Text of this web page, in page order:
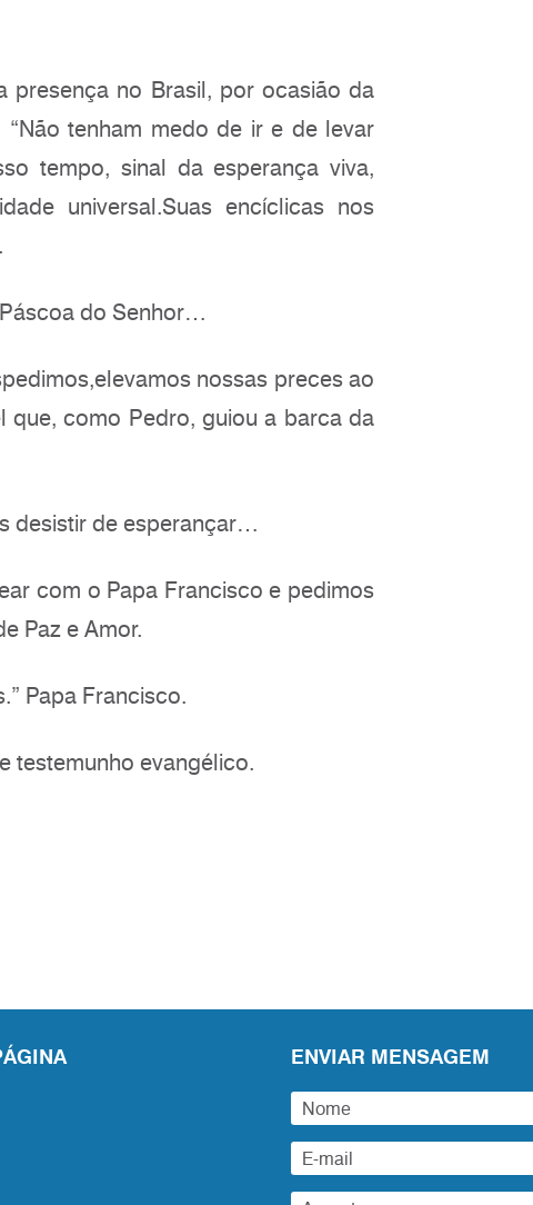
presença no Brasil, por ocasião da
tenham medo de ir e de levar
tempo, sinal da esperança viva,
universal.Suas encíclicas nos
do Senhor…
nossas preces ao
que, como Pedro, guiou a barca da
desistir de esperançar…
com o Papa Francisco e pedimos
Paz e Amor.
Papa Francisco.
testemunho evangélico.
ENVIAR MENSAGEM